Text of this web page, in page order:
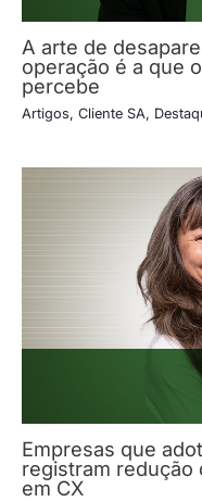
A arte de
operação é a que
percebe
Artigos, Cliente SA,
Empresas que
registram redução
em CX